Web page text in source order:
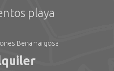
playa
Benamargosa